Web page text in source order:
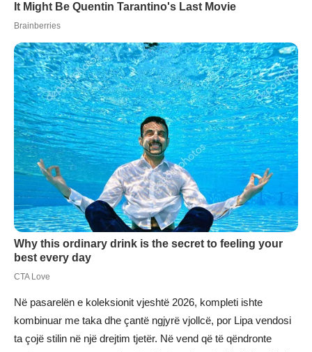
Në pasarelën e koleksionit vjeshtë 2026, kompleti ishte
kombinuar me taka dhe çantë ngjyrë vjollcë, por Lipa vendosi
ta çojë stilin në një drejtim tjetër. Në vend që të qëndronte